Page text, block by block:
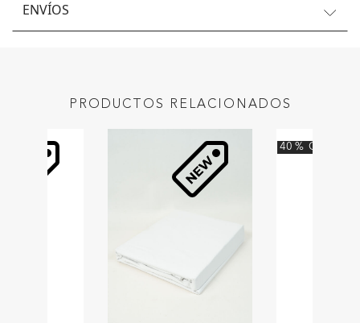
ENVÍOS
PRODUCTOS RELACIONADOS
40% OFF